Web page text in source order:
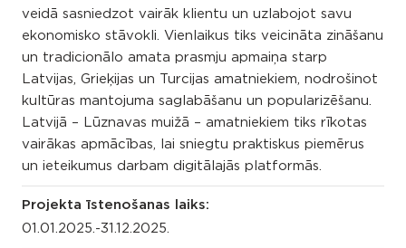
veidā sasniedzot vairāk klientu un uzlabojot savu
ekonomisko stāvokli. Vienlaikus tiks veicināta zināšanu
un tradicionālo amata prasmju apmaiņa starp
Latvijas, Grieķijas un Turcijas amatniekiem, nodrošinot
kultūras mantojuma saglabāšanu un popularizēšanu.
Latvijā – Lūznavas muižā – amatniekiem tiks rīkotas
vairākas apmācības, lai sniegtu praktiskus piemērus
un ieteikumus darbam digitālajās platformās.
Projekta īstenošanas laiks:
01.01.2025.-31.12.2025.